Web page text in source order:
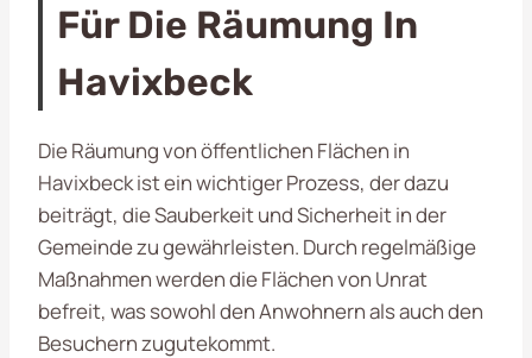
Für Die Räumung In
Havixbeck
Die Räumung von öffentlichen Flächen in
Havixbeck ist ein wichtiger Prozess, der dazu
beiträgt, die Sauberkeit und Sicherheit in der
Gemeinde zu gewährleisten. Durch regelmäßige
Maßnahmen werden die Flächen von Unrat
befreit, was sowohl den Anwohnern als auch den
Besuchern zugutekommt.